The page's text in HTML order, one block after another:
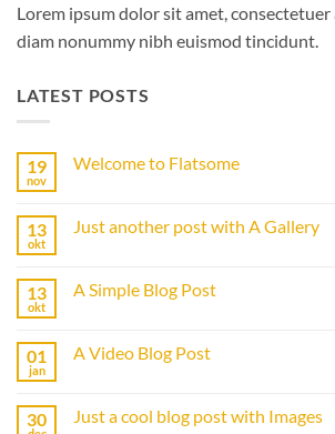
Lorem ipsum dolor sit amet, consectetuer
diam nonummy nibh euismod tincidunt.
LATEST POSTS
19
nov
Welcome to Flatsome
Welcome
13
okt
Just another post with A Gallery
Just
A
Gallery
13
okt
A Simple Blog Post
A
01
jan
A Video Blog Post
A
30 Just a cool blog post with Images